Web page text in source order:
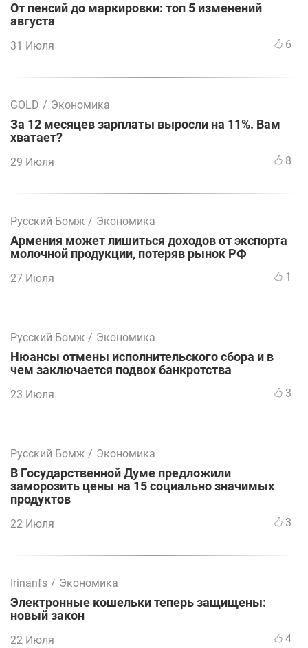
От пенсий до маркировки: топ 5 изменений
августа
31 Июля 6
GOLD / Экономика
За 12 месяцев зарплаты выросли на 11%. Вам
хватает?
29 Июля 8
Русский Бомж / Экономика
Армения может лишиться доходов от экспорта
молочной продукции, потеряв рынок РФ
27 Июля 1
Русский Бомж / Экономика
Нюансы отмены исполнительского сбора и в
чем заключается подвох банкротства
23 Июля 3
Русский Бомж / Экономика
В Государственной Думе предложили
заморозить цены на 15 социально значимых
продуктов
22 Июля 3
Irinanfs / Экономика
Электронные кошельки теперь защищены:
новый закон
22 Июля 4